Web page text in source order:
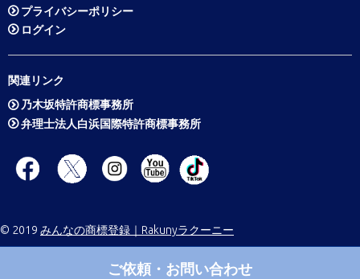
プライバシーポリシー
ログイン
関連リンク
乃木坂特許商標事務所
弁理士法人白浜国際特許商標事務所
© 2019 みんなの商標登録｜Rakunyラクーニー